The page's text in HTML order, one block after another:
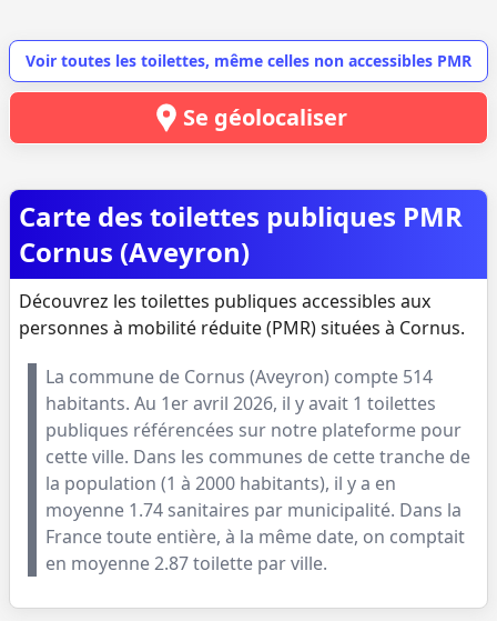
Voir toutes les toilettes, même celles non accessibles PMR
Se géolocaliser
Carte des toilettes publiques PMR
Cornus (Aveyron)
Découvrez les toilettes publiques accessibles aux
personnes à mobilité réduite (PMR) situées à Cornus.
La commune de Cornus (Aveyron) compte 514
habitants. Au 1er avril 2026, il y avait 1 toilettes
publiques référencées sur notre plateforme pour
cette ville. Dans les communes de cette tranche de
la population (1 à 2000 habitants), il y a en
moyenne 1.74 sanitaires par municipalité. Dans la
France toute entière, à la même date, on comptait
en moyenne2.87toilette par ville.